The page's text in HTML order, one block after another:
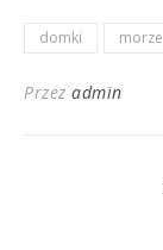
domki morze
Przez admin